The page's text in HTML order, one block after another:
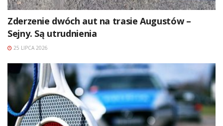
Zderzenie dwóch aut na trasie Augustów –
Sejny. Są utrudnienia
25 LIPCA 2026